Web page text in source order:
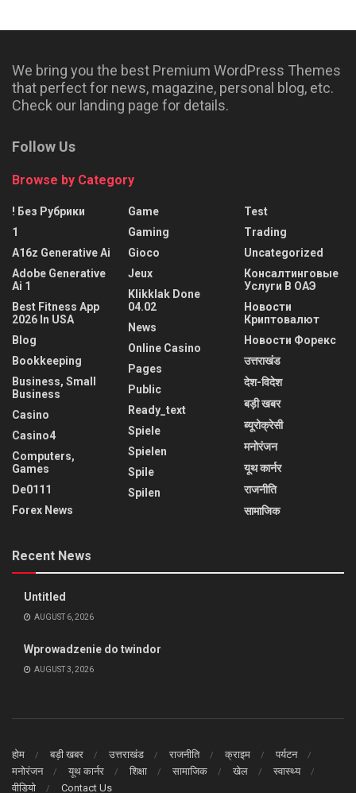
We bring you the best Premium WordPress Themes
that perfect for news, magazine, personal blog, etc.
Check our landing page for details.
Follow Us
Browse by Category
! Без Рубрики
1
A16z Generative Ai
Adobe Generative
Ai 1
Best Fitness App
2026 In USA
Blog
Bookkeeping
Business, Small
Business
Casino
Casino4
Computers,
Games
De0111
Forex News
Game
Gaming
Gioco
Jeux
Klikklak Done
04.02
News
Online Casino
Pages
Public
Ready_text
Spiele
Spielen
Spile
Spilen
Test
Trading
Uncategorized
Консалтинговые
Услуги В ОАЭ
Новости
Криптовалют
Новости Форекс
उत्तराखंड
देश-विदेश
बड़ी खबर
ब्यूरोक्रेसी
मनोरंजन
यूथ कार्नर
राजनीति
सामाजिक
Recent News
Untitled
AUGUST 6, 2026
Wprowadzenie do twindor
AUGUST 3, 2026
होम बड़ी खबर उत्तराखंड राजनीति क्राइम
पर्यटन
मनोरंजन
यूथ कार्नर शिक्षा सामाजिक खेल
स्वास्थ्य
वीडियो
Contact Us